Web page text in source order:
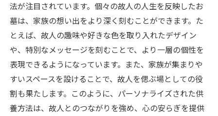
法が注目されています。個々の故人の人生を反映したお
墓は、家族の想い出をより深く刻むことができます。た
とえば、故人の趣味や好きな色を取り入れたデザイン
や、特別なメッセージを刻むことで、より一層の個性を
表現できるようになっています。また、家族が集まりや
すいスペースを設けることで、故人を偲ぶ場としての役
割も果たします。このように、パーソナライズされた供
養方法は、故人とのつながりを強め、心の安らぎを提供